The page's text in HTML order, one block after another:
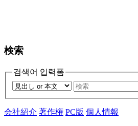
検索
검색어 입력폼
会社紹介 著作権 PC版 個人情報